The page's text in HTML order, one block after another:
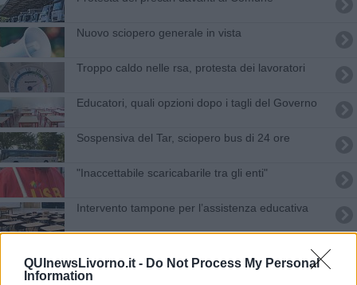
QUInewsLivorno.it - Do Not Process My Personal
Information
Nuovo sciopero generale in vista
Troppo caldo nelle rsa, protesta dei lavoratori
Educatori, quali opzioni dopo i tagli del Governo
Sospensiva del Tar, sciopero bus di 24 ore
"Inaccettabile scaricabarile tra gli enti"
Intervento tampone per l’assistenza educativa
Sciopero, possibili disagi in Comune